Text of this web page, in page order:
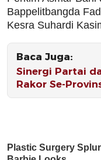
Bappelitbangda
Kesra Suhardi
Baca Juga:
Sinergi Partai
Rakor Se-